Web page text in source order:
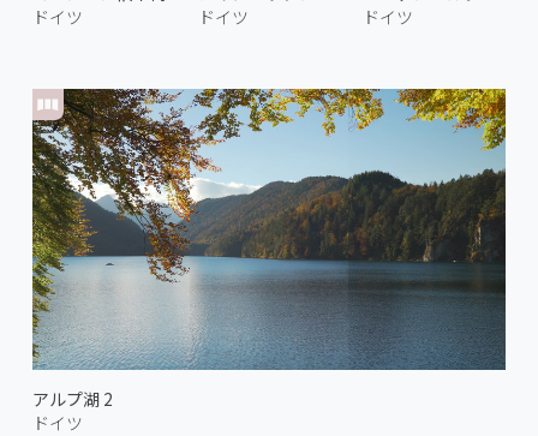
ドイツ
ドイツ
アルプ湖 2
ドイツ
ドイツ